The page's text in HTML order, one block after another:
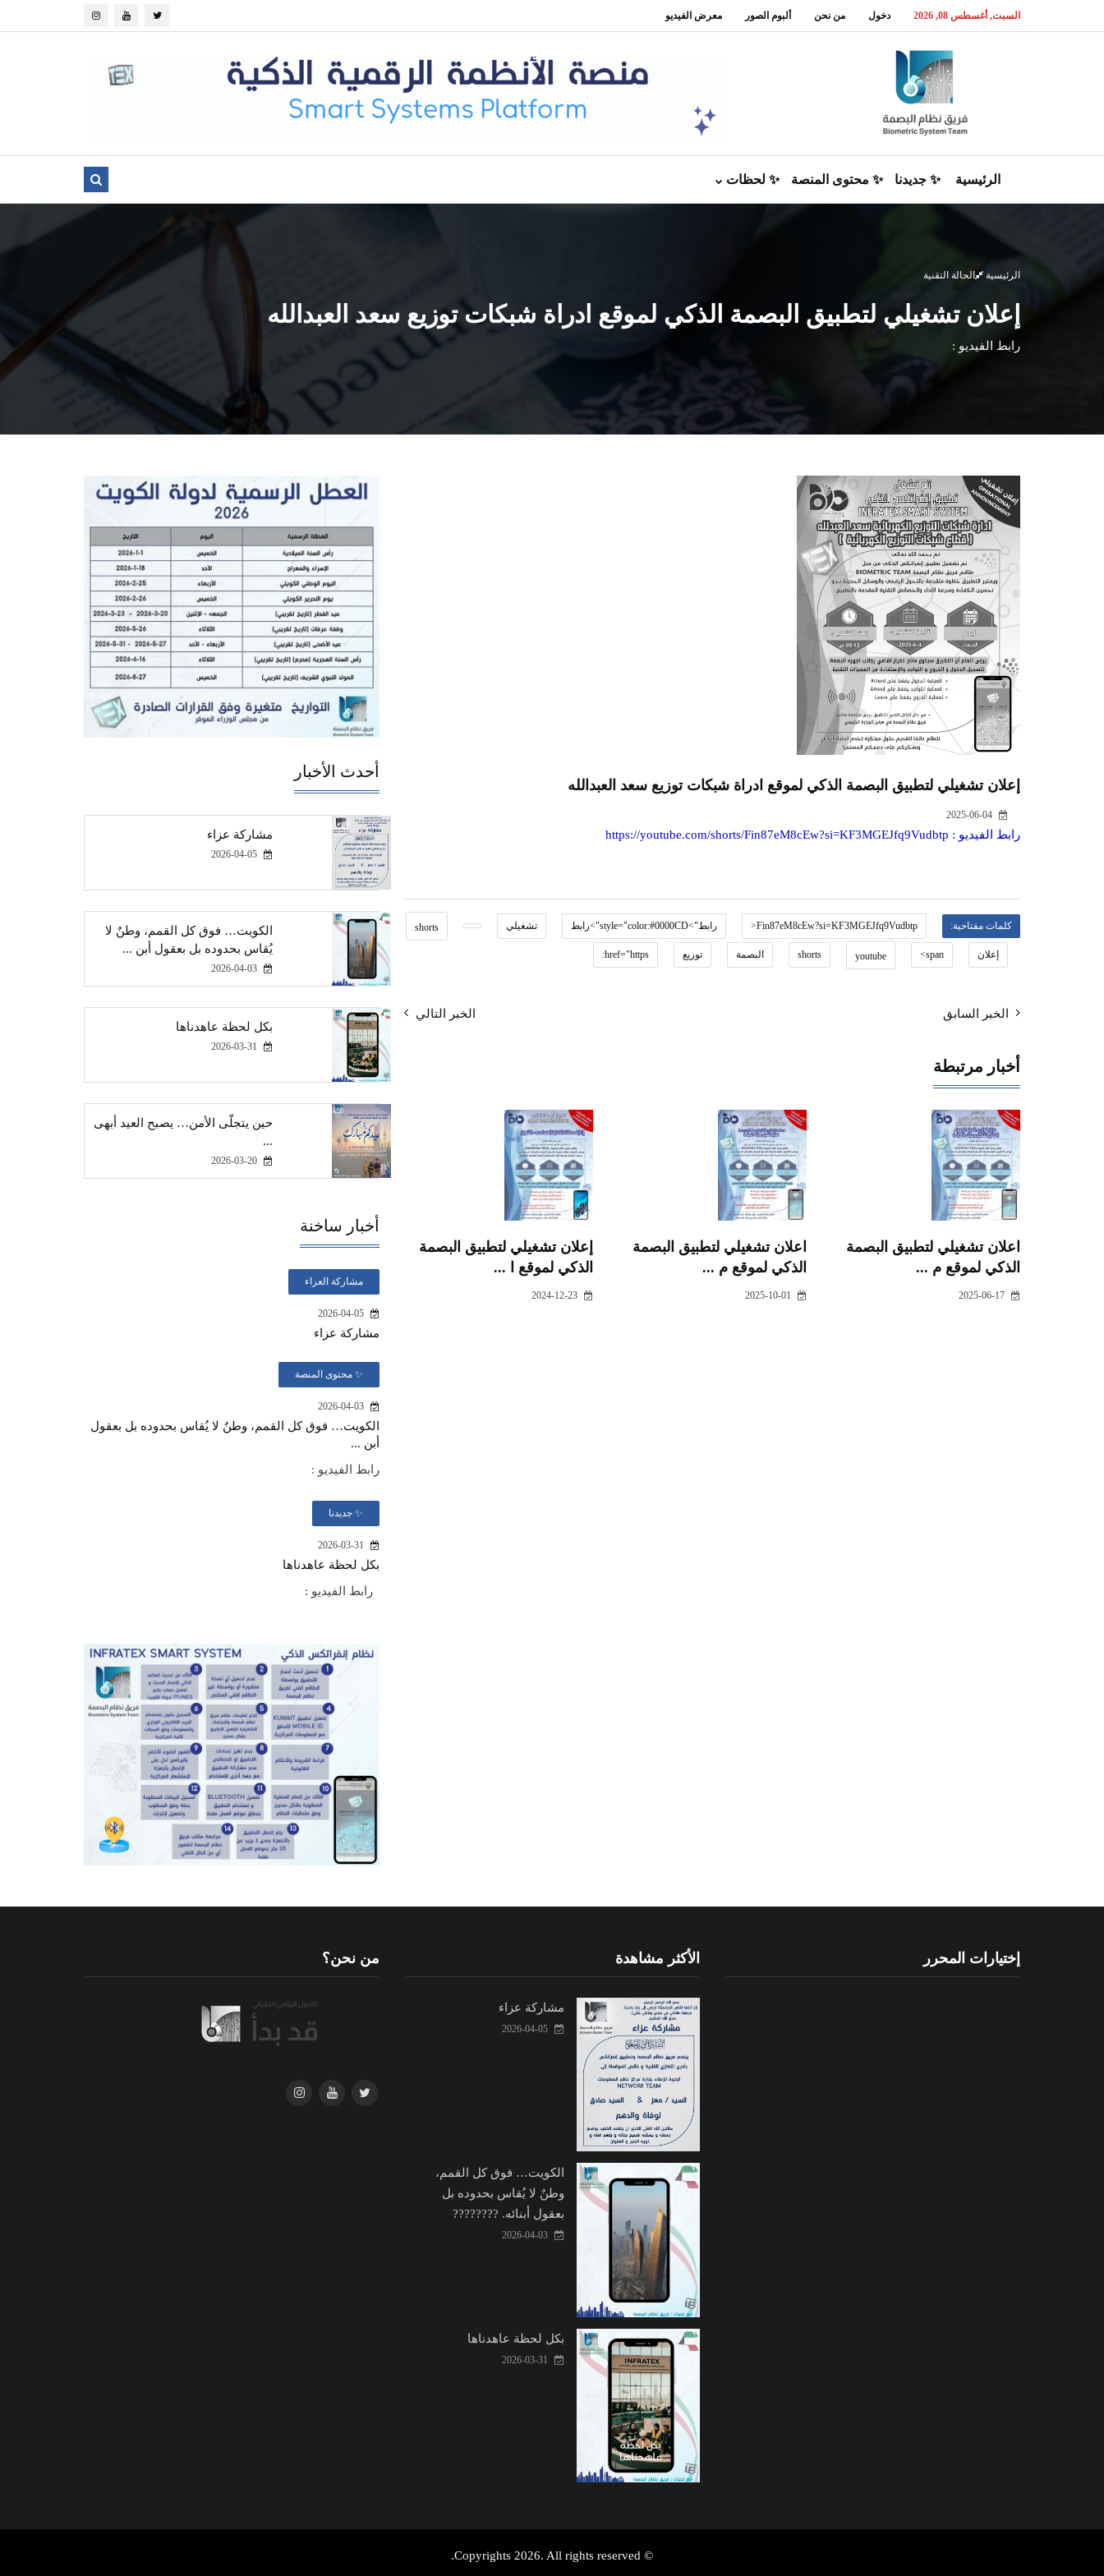
السبت, أغسطس 08, 2026 دخول من نحن ألبوم الصور معرض الفيديو
الرئيسية ✨ جديدنا ✨ محتوى المنصة ✨ لحظات
الرئيسية الحالة التقنية
إعلان تشغيلي لتطبيق البصمة الذكي لموقع ادراة شبكات توزيع سعد العبدالله
رابط الفيديو :
إعلان تشغيلي لتطبيق البصمة الذكي لموقع ادراة شبكات توزيع سعد العبدالله
رابط الفيديو : https://youtube.com/shorts/Fin87eM8cEw?si=KF3MGEJfq9Vudbtp
كلمات مفتاحية: Fin87eM8cEw?si=KF3MGEJfq9Vudbtp< رابط">style="color:#0000CD">رابط تشغيلي shorts
إعلان span>
youtube
shorts البصمة توزيع href="https:
الخبر السابق الخبر التالي
أخبار مرتبطة
إعلان تشغيلي لتطبيق البصمة
الذكي لموقع ا ...
2024-12-23
اعلان تشغيلي لتطبيق البصمة
الذكي لموقع م ...
اعلان تشغيلي لتطبيق البصمة
الذكي لموقع م ...
2025-06-17
أحدث الأخبار
مشاركة عزاء
2026-04-05
الكويت… فوق كل القمم، وطنٌ لا
يُقاس بحدوده بل بعقول أبن ...
2026-04-03
بكل لحظة عاهدناها
حين يتجلّى الأمن… يصبح العيد أبهى
...
2026-03-20
أخبار ساخنة
مشاركة العزاء
مشاركة عزاء
✨ محتوى المنصة
الكويت… فوق كل القمم، وطنٌ لا يُقاس بحدوده بل بعقول
أبن ...
رابط الفيديو :
✨ جديدنا
بكل لحظة عاهدناها
رابط الفيديو :
من نحن؟ الأكثر مشاهدة
مشاركة عزاء
الكويت… فوق كل القمم،
وطنٌ لا يُقاس بحدوده بل
بعقول أبنائه. ????????
بكل لحظة عاهدناها
إختيارات المحرر
© Copyrights 2026. All rights reserved.